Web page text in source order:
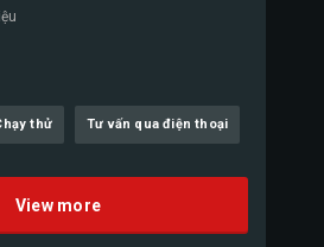
thử Tư vấn qua điện thoại
View more